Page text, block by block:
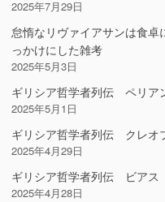
2025年7月29日
怠惰なリヴァイアサンは食
っかけにした雑考
2025年5月3日
ギリシア哲学者列伝 ペリア
2025年5月1日
ギリシア哲学者列伝 クレオ
2025年4月29日
ギリシア哲学者列伝 ビアス
2025年4月28日